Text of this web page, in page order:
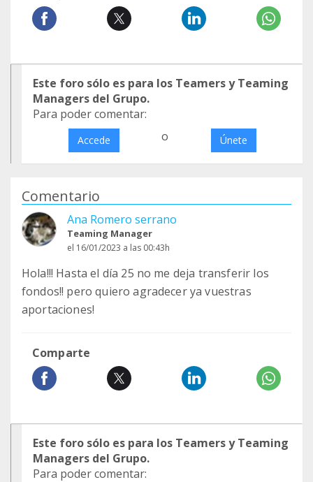
Este foro sólo es para los Teamers y Teaming
Managers del Grupo.
Para poder comentar:
Accede o Únete
Comentario
Ana Romero serrano
Teaming Manager
el 16/01/2023 a las 00:43h
Hola!!! Hasta el día 25 no me deja transferir los
fondos!! pero quiero agradecer ya vuestras
aportaciones!
Comparte
Este foro sólo es para los Teamers y Teaming
Managers del Grupo.
Para poder comentar: